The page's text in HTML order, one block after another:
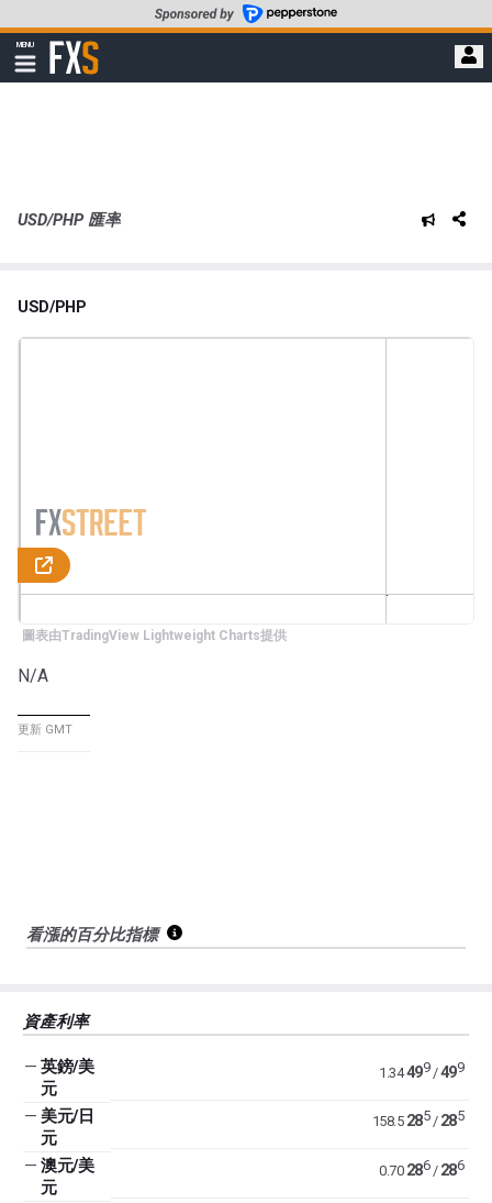
至
要
MENU
顯
示
FXStreet
USD/PHP 匯率
USD/PHP
圖表由TradingView Lightweight Charts提供
N/A
更新 GMT
看漲的百分比指標
資產利率
— 英鎊/美
元
1.34 499/499
— 美元/日
元
158.5 285/ 285
— 澳元/美
元
0.70 286/ 286